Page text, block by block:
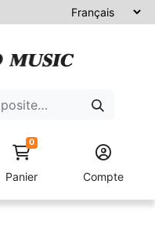
0
Panier Compte